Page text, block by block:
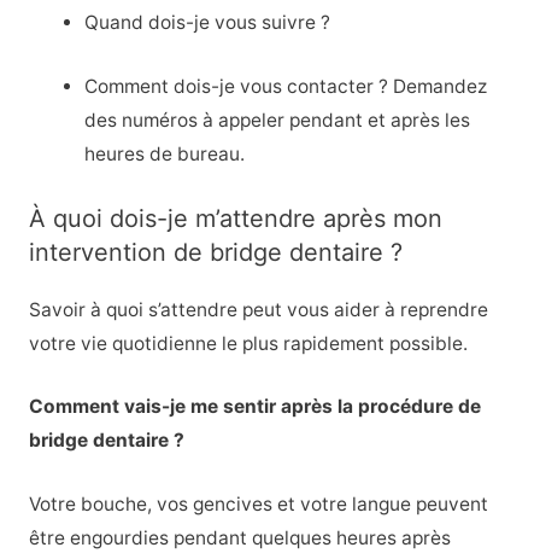
Quand dois-je vous suivre ?
Comment dois-je vous contacter ? Demandez
des numéros à appeler pendant et après les
heures de bureau.
À quoi dois-je m’attendre après mon
intervention de bridge dentaire ?
Savoir à quoi s’attendre peut vous aider à reprendre
votre vie quotidienne le plus rapidement possible.
Comment vais-je me sentir après la procédure de
bridge dentaire ?
Votre bouche, vos gencives et votre langue peuvent
être engourdies pendant quelques heures après